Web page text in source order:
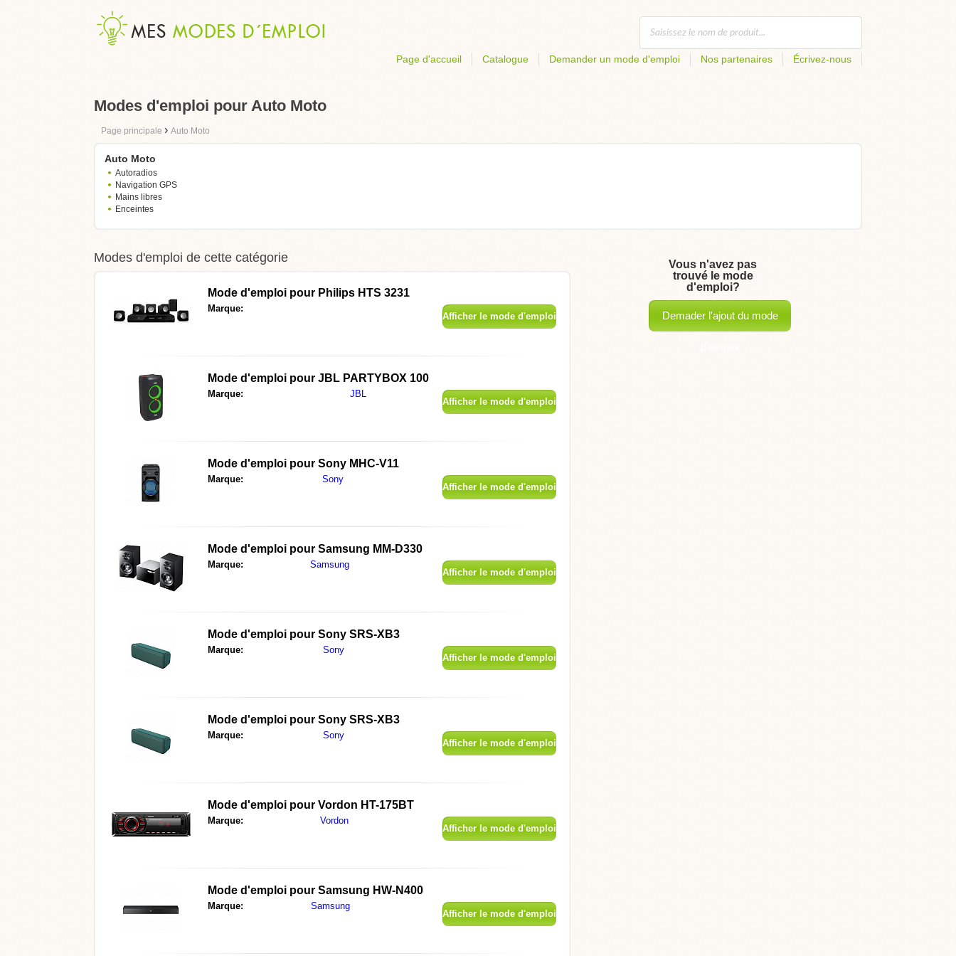
Page d'accueil Catalogue Demander un mode d'emploi Nos partenaires Écrivez-nous
Modes d'emploi pour Auto Moto
Page principale › Auto Moto
Auto Moto
Autoradios
Navigation GPS
Mains libres
Enceintes
Modes d'emploi de cette catégorie
Mode d'emploi pour Philips HTS 3231
Marque:
Afficher le mode d'emploi
Mode d'emploi pour JBL PARTYBOX 100
Marque: JBL
Afficher le mode d'emploi
Mode d'emploi pour Sony MHC-V11
Marque: Sony
Afficher le mode d'emploi
Mode d'emploi pour Samsung MM-D330
Marque: Samsung
Afficher le mode d'emploi
Mode d'emploi pour Sony SRS-XB3
Marque: Sony
Afficher le mode d'emploi
Mode d'emploi pour Sony SRS-XB3
Marque: Sony
Afficher le mode d'emploi
Mode d'emploi pour Vordon HT-175BT
Marque: Vordon
Afficher le mode d'emploi
Mode d'emploi pour Samsung HW-N400
Marque: Samsung
Afficher le mode d'emploi
Vous n'avez pas
trouvé le mode
d'emploi?
Demader l'ajout du mode